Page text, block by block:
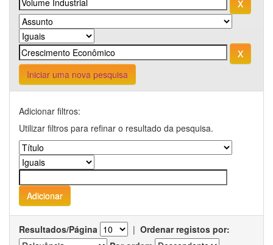
Iniciar uma nova pesquisa
Adicionar filtros:
Utilizar filtros para refinar o resultado da pesquisa.
Resultados/Página | Ordenar registos por: